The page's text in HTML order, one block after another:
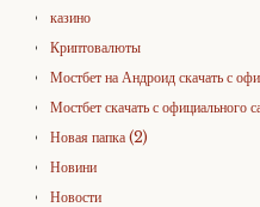
казино
Криптовалюты
Мостбет на Андроид скачать с
Мостбет скачать с
Новая папка (2)
Новини
Новости